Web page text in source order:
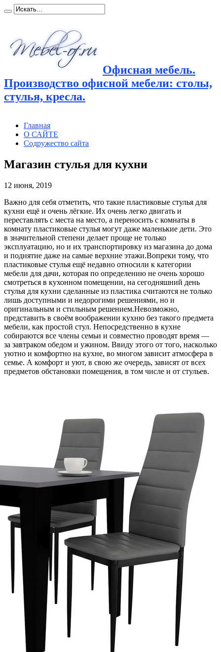
Офисная мебель.
Производство офисной мебели: столы,
стулья, кресла.
Главная
О САЙТЕ
Содружество сайта
Магазин стулья для кухни
12 июня, 2019
Важно для себя отметить, что такие пластиковые стулья для
кухни ещё и очень лёгкие. Их очень легко двигать и
переставлять с места на место, а переносить с комнаты в
комнату пластиковые стулья могут даже маленькие дети. Это
в значительной степени делает проще не только
эксплуатацию, но и их транспортировку из магазина до дома
и поднятие даже на самые верхние этажи.Вопреки тому, что
пластиковые стулья ещё недавно относили к категории
мебели для дачи, которая по определению не очень хорошо
смотреться в кухонном помещении, на сегодняшний день
стулья для кухни сделанные из пластика считаются не только
лишь доступными и недорогими решениями, но и
оригинальным и стильным решением.Невозможно,
представить в своём воображении кухню без такого предмета
мебели, как простой стул. Непосредственно в кухне
собираются все члены семьи и совместно проводят время —
за завтраком обедом и ужином. Ввиду этого от того, насколько
уютно и комфортно на кухне, во многом зависит атмосфера в
семье. А комфорт и уют, в свою же очередь, зависят от всех
предметов обстановки помещения, в том числе и от стульев.